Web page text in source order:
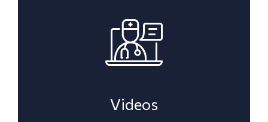
Videos